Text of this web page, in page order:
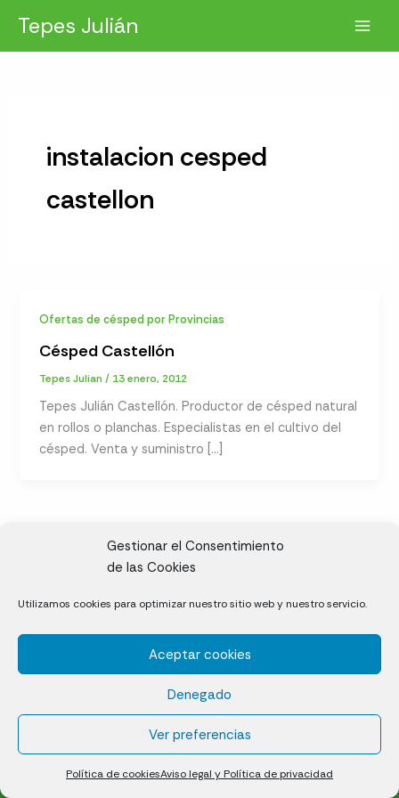
Gestionar el Consentimiento
de las Cookies
Utilizamos cookies para optimizar nuestro sitio web y nuestro servicio.
Aceptar cookies
Denegado
Ver preferencias
Política de cookiesAviso legal y Política de privacidad
contenido
Tepes Julián
instalacion cesped
castellon
Ofertas de césped por Provincias
Césped Castellón
Tepes Julian/ 13 enero, 2012
Tepes Julián Castellón. Productor de césped natural
en rollos o planchas. Especialistas en el cultivo del
césped. Venta y suministro […]
Cáceres
Césped natural en tepes
Política de cookies (UE)
Aviso legal y Política de privacidad
¿Quiénes somos?
Contacto